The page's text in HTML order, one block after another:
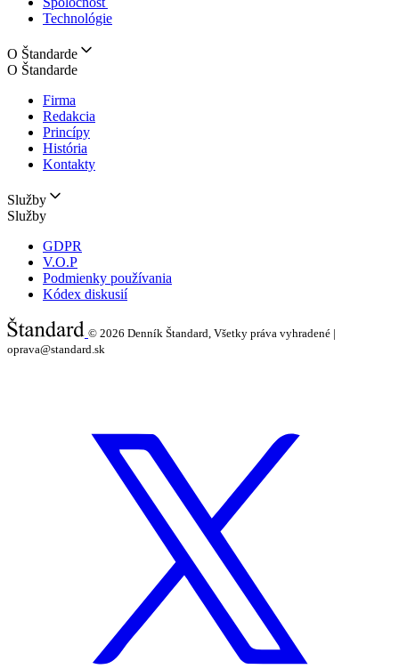
Technológie
O Štandarde
O Štandarde
Firma
Redakcia
Princípy
História
Kontakty
Služby
Služby
GDPR
V.O.P
Podmienky používania
Kódex diskusií
© 2026 Denník Štandard, Všetky práva vyhradené |
oprava@standard.sk